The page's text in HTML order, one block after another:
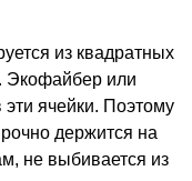
из квадратных
Экофайбер или
ячейки. Поэтому
держится на
не выбивается из